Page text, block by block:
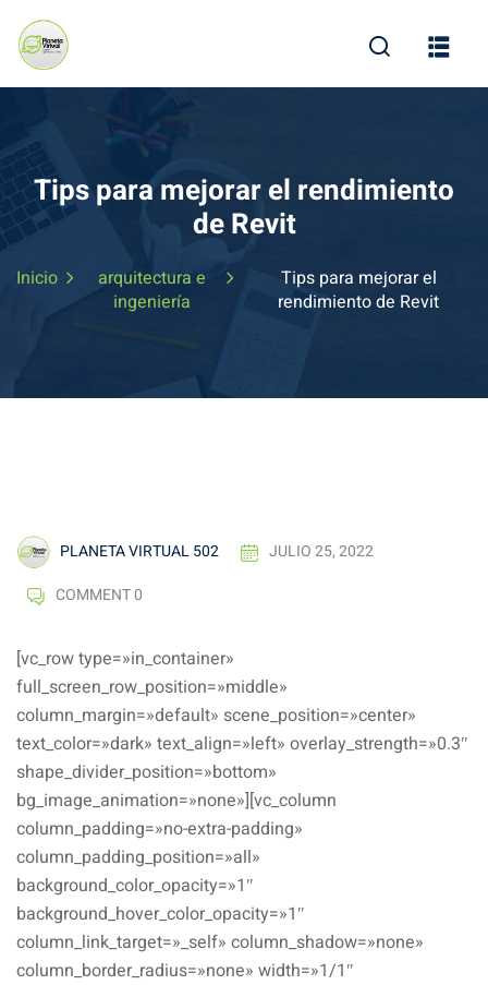
content
Tips para mejorar el rendimiento
de Revit
Inicio
arquitectura e
ingeniería
Tips para mejorar el
rendimiento de Revit
PLANETA VIRTUAL 502
JULIO 25, 2022
COMMENT 0
[vc_row type=»in_container»
full_screen_row_position=»middle»
column_margin=»default» scene_position=»center»
text_color=»dark» text_align=»left» overlay_strength=»0.3″
shape_divider_position=»bottom»
bg_image_animation=»none»][vc_column
column_padding=»no-extra-padding»
column_padding_position=»all»
background_color_opacity=»1″
background_hover_color_opacity=»1″
column_link_target=»_self» column_shadow=»none»
column_border_radius=»none» width=»1/1″